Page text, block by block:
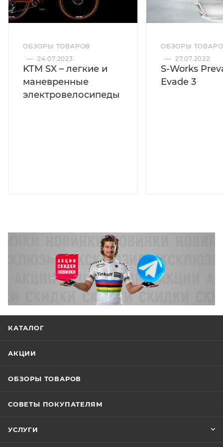
ОБЗОРЫ ТОВАРОВ
— 24.07.2023
KTM SX – легкие и
маневренные
электровелосипеды
ОБЗОРЫ
— 27.07.2022
S-Works
Evade 3
КАТАЛОГ
АКЦИИ
ОБЗОРЫ ТОВАРОВ
СОВЕТЫ ПОКУПАТЕЛЯМ
УСЛУГИ